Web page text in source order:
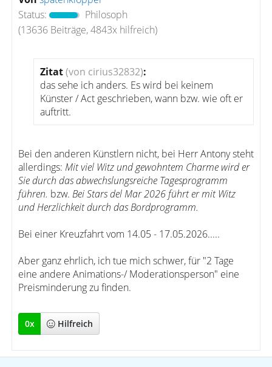
Status:
Philosoph
(13636 Beiträge, 4843x hilfreich)
Zitat(von cirius32832):
das sehe ich anders. Es wird bei keinem
Künster / Act geschrieben, wann bzw. wie oft er
auftritt.
Bei den anderen Künstlern nicht, bei Herr Antony steht
allerdings: Mit viel Witz und gewohntem Charme wird er
Sie durch das abwechslungsreiche Tagesprogramm
führen. bzw. Bei Stars del Mar 2026 führt er mit Witz
und Herzlichkeit durch das Bordprogramm.
Bei einer Kreuzfahrt vom 14.05 - 17.05.2026.....
Aber ganz ehrlich, ich tue mich schwer, für "2 Tage
eine andere Animations-/ Moderationsperson" eine
Preisminderung zu finden.
0x Hilfreich